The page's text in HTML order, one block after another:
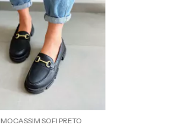
MOCASSIM SOFI PRETO